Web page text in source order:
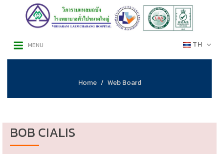
TH
MENU
Home Web Board
BOB CIALIS